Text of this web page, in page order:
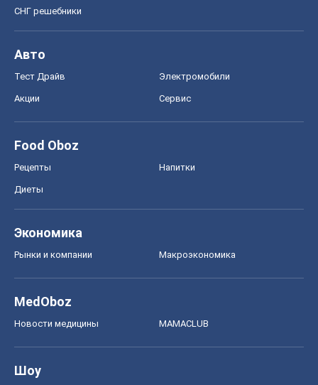
СНГ решебники
Авто
Тест Драйв Электромобили
Акции Сервис
Food Oboz
Рецепты Напитки
Диеты
Экономика
Рынки и компании Mакроэкономика
MedOboz
Новости медицины MAMACLUB
Шоу